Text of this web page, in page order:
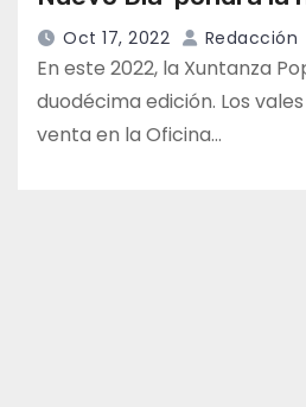
Oct 17, 2022 Redacción
En este 2022, la Xuntanza
duodécima edición. Los
venta en la Oficina…